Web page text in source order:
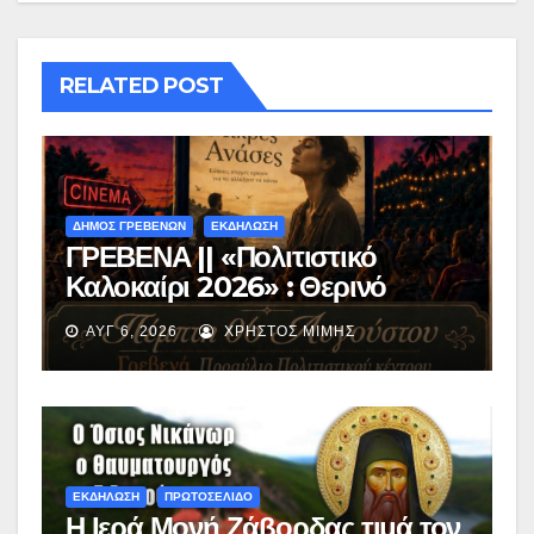
RELATED POST
ΔΗΜΟΣ ΓΡΕΒΕΝΩΝ ΕΚΔΗΛΩΣΗ
ΓΡΕΒΕΝΑ || «Πολιτιστικό
Καλοκαίρι 2026» : Θερινό
Σινεμά με την βραβευμένη ταινία
«Μικρές Ανάσες».
ΑΥΓ 6, 2026 ΧΡΉΣΤΟΣ ΜΊΜΗΣ
ΕΚΔΗΛΩΣΗ ΠΡΩΤΟΣΕΛΙΔΟ